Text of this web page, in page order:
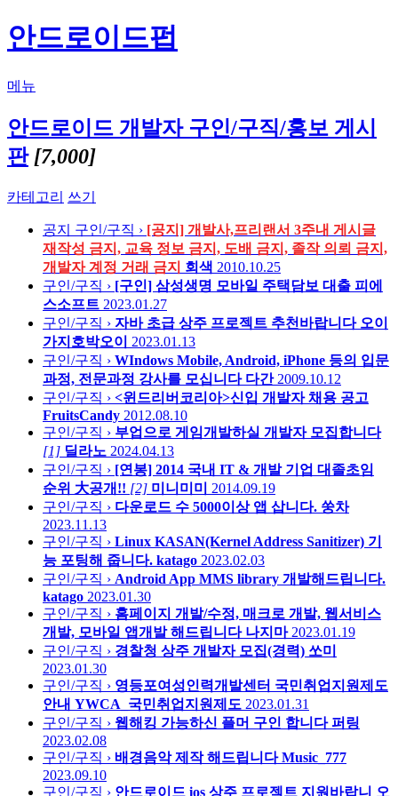
안드로이드펍
메뉴
안드로이드 개발자 구인/구직/홍보 게시
판 [7,000]
카테고리 쓰기
공지 구인/구직 › [공지] 개발사,프리랜서 3주내 게시글
재작성 금지, 교육 정보 금지, 도배 금지, 졸작 의뢰 금지,
개발자 계정 거래 금지 회색 2010.10.25
구인/구직 › [구인] 삼성생명 모바일 주택담보 대출 피에
스소프트 2023.01.27
구인/구직 › 자바 초급 상주 프로젝트 추천바랍니다 오이
가지호박오이
2023.01.13
구인/구직 › WIndows Mobile, Android, iPhone 등의 입문
과정, 전문과정 강사를 모십니다 다간 2009.10.12
구인/구직 › <윈드리버코리아>신입 개발자 채용 공고
FruitsCandy 2012.08.10
구인/구직 › 부업으로 게임개발하실 개발자 모집합니다
[1] 딜라노 2024.04.13
구인/구직 › [연봉] 2014 국내 IT & 개발 기업 대졸초임
순위 大공개!! [2] 미니미미
2014.09.19
구인/구직 › 다운로드 수 5000이상 앱 삽니다. 쑹차
2023.11.13
구인/구직 › Linux KASAN(Kernel Address Sanitizer) 기
능 포팅해 줍니다. katago 2023.02.03
구인/구직 › Android App MMS library 개발해드립니다.
katago 2023.01.30
구인/구직 › 홈페이지 개발/수정, 매크로 개발, 웹서비스
개발, 모바일 앱개발 해드립니다 나지마 2023.01.19
구인/구직 › 경찰청 상주 개발자 모집(경력) 쏘미
2023.01.30
구인/구직 › 영등포여성인력개발센터 국민취업지원제도
안내 YWCA_국민취업지원제도 2023.01.31
구인/구직 › 웹해킹 가능하신 플머 구인 합니다 퍼링
2023.02.08
구인/구직 › 배경음악 제작 해드립니다 Music_777
2023.09.10
구인/구직 › 안드로이드 ios 상주 프로젝트 지원바랍니 오